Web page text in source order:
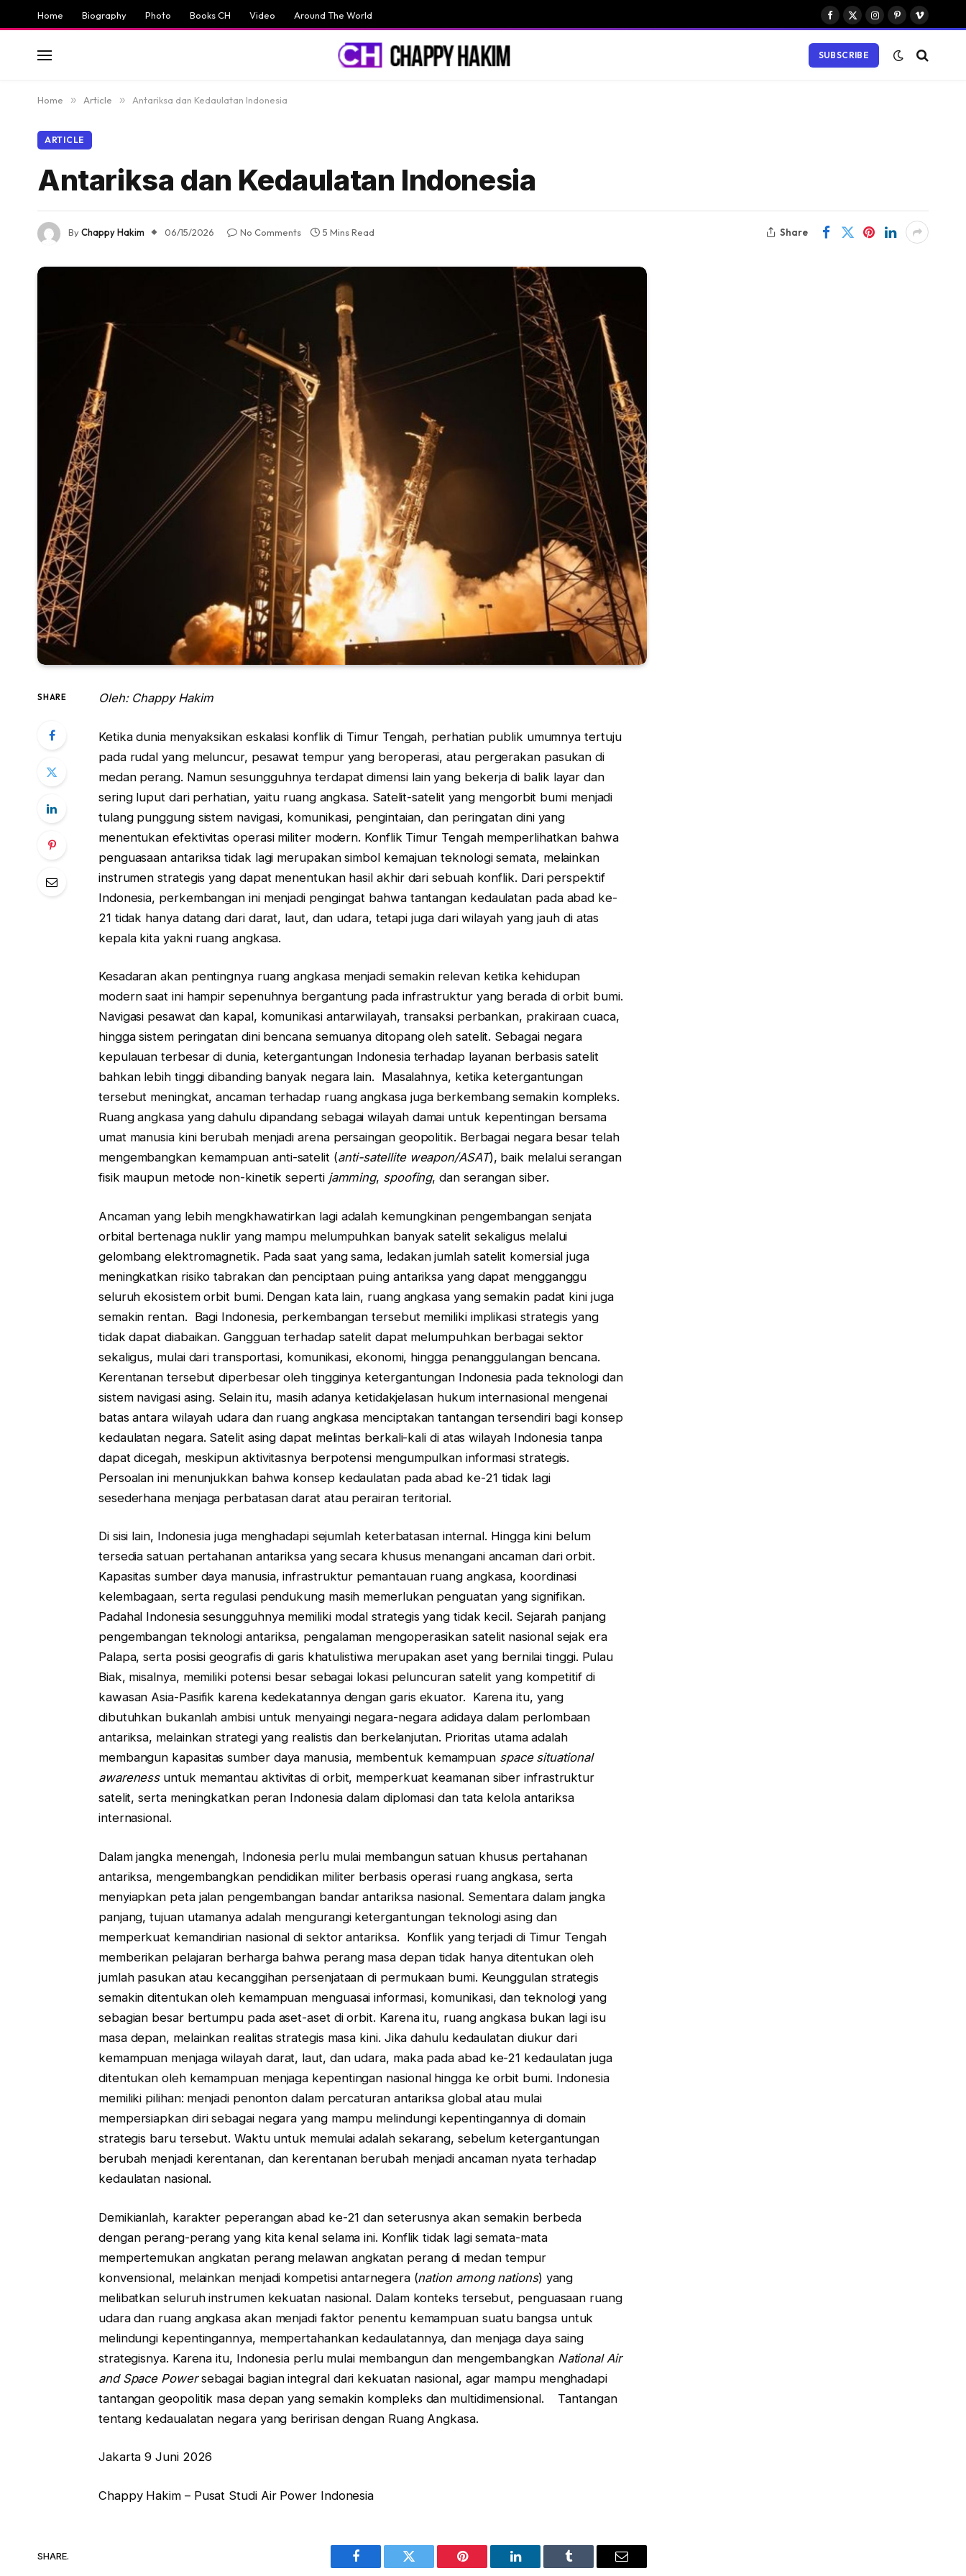
Home Biography Photo Books CH Video Around The World
Facebook
X
Instagram
PinterestVimeo
SUBSCRIBE
Home » Article » Antariksa dan Kedaulatan Indonesia
ARTICLE
Antariksa dan Kedaulatan Indonesia
ByChappy Hakim 06/15/2026 No Comments 5 Mins Read Share
SHARE Oleh: Chappy Hakim
Ketika dunia menyaksikan eskalasi konflik di Timur Tengah, perhatian publik umumnya tertuju
pada rudal yang meluncur, pesawat tempur yang beroperasi, atau pergerakan pasukan di
medan perang. Namun sesungguhnya terdapat dimensi lain yang bekerja di balik layar dan
sering luput dari perhatian, yaitu ruang angkasa. Satelit-satelit yang mengorbit bumi menjadi
tulang punggung sistem navigasi, komunikasi, pengintaian, dan peringatan dini yang
menentukan efektivitas operasi militer modern. Konflik Timur Tengah memperlihatkan bahwa
penguasaan antariksa tidak lagi merupakan simbol kemajuan teknologi semata, melainkan
instrumen strategis yang dapat menentukan hasil akhir dari sebuah konflik. Dari perspektif
Indonesia, perkembangan ini menjadi pengingat bahwa tantangan kedaulatan pada abad ke-
21 tidak hanya datang dari darat, laut, dan udara, tetapi juga dari wilayah yang jauh di atas
kepala kita yakni ruang angkasa.
Kesadaran akan pentingnya ruang angkasa menjadi semakin relevan ketika kehidupan
modern saat ini hampir sepenuhnya bergantung pada infrastruktur yang berada di orbit bumi.
Navigasi pesawat dan kapal, komunikasi antarwilayah, transaksi perbankan, prakiraan cuaca,
hingga sistem peringatan dini bencana semuanya ditopang oleh satelit. Sebagai negara
kepulauan terbesar di dunia, ketergantungan Indonesia terhadap layanan berbasis satelit
bahkan lebih tinggi dibanding banyak negara lain. Masalahnya, ketika ketergantungan
tersebut meningkat, ancaman terhadap ruang angkasa juga berkembang semakin kompleks.
Ruang angkasa yang dahulu dipandang sebagai wilayah damai untuk kepentingan bersama
umat manusia kini berubah menjadi arena persaingan geopolitik. Berbagai negara besar telah
mengembangkan kemampuan anti-satelit (anti-satellite weapon/ASAT), baik melalui serangan
fisik maupun metode non-kinetik seperti jamming, spoofing, dan serangan siber.
Ancaman yang lebih mengkhawatirkan lagi adalah kemungkinan pengembangan senjata
orbital bertenaga nuklir yang mampu melumpuhkan banyak satelit sekaligus melalui
gelombang elektromagnetik. Pada saat yang sama, ledakan jumlah satelit komersial juga
meningkatkan risiko tabrakan dan penciptaan puing antariksa yang dapat mengganggu
seluruh ekosistem orbit bumi. Dengan kata lain, ruang angkasa yang semakin padat kini juga
semakin rentan. Bagi Indonesia, perkembangan tersebut memiliki implikasi strategis yang
tidak dapat diabaikan. Gangguan terhadap satelit dapat melumpuhkan berbagai sektor
sekaligus, mulai dari transportasi, komunikasi, ekonomi, hingga penanggulangan bencana.
Kerentanan tersebut diperbesar oleh tingginya ketergantungan Indonesia pada teknologi dan
sistem navigasi asing. Selain itu, masih adanya ketidakjelasan hukum internasional mengenai
batas antara wilayah udara dan ruang angkasa menciptakan tantangan tersendiri bagi konsep
kedaulatan negara. Satelit asing dapat melintas berkali-kali di atas wilayah Indonesia tanpa
dapat dicegah, meskipun aktivitasnya berpotensi mengumpulkan informasi strategis.
Persoalan ini menunjukkan bahwa konsep kedaulatan pada abad ke-21 tidak lagi
sesederhana menjaga perbatasan darat atau perairan teritorial.
Di sisi lain, Indonesia juga menghadapi sejumlah keterbatasan internal. Hingga kini belum
tersedia satuan pertahanan antariksa yang secara khusus menangani ancaman dari orbit.
Kapasitas sumber daya manusia, infrastruktur pemantauan ruang angkasa, koordinasi
kelembagaan, serta regulasi pendukung masih memerlukan penguatan yang signifikan.
Padahal Indonesia sesungguhnya memiliki modal strategis yang tidak kecil. Sejarah panjang
pengembangan teknologi antariksa, pengalaman mengoperasikan satelit nasional sejak era
Palapa, serta posisi geografis di garis khatulistiwa merupakan aset yang bernilai tinggi. Pulau
Biak, misalnya, memiliki potensi besar sebagai lokasi peluncuran satelit yang kompetitif di
kawasan Asia-Pasifik karena kedekatannya dengan garis ekuator. Karena itu, yang
dibutuhkan bukanlah ambisi untuk menyaingi negara-negara adidaya dalam perlombaan
antariksa, melainkan strategi yang realistis dan berkelanjutan. Prioritas utama adalah
membangun kapasitas sumber daya manusia, membentuk kemampuan space situational
awarenessuntuk memantau aktivitas di orbit, memperkuat keamanan siber infrastruktur
satelit, serta meningkatkan peran Indonesia dalam diplomasi dan tata kelola antariksa
internasional.
Dalam jangka menengah, Indonesia perlu mulai membangun satuan khusus pertahanan
antariksa, mengembangkan pendidikan militer berbasis operasi ruang angkasa, serta
menyiapkan peta jalan pengembangan bandar antariksa nasional. Sementara dalam jangka
panjang, tujuan utamanya adalah mengurangi ketergantungan teknologi asing dan
memperkuat kemandirian nasional di sektor antariksa. Konflik yang terjadi di Timur Tengah
memberikan pelajaran berharga bahwa perang masa depan tidak hanya ditentukan oleh
jumlah pasukan atau kecanggihan persenjataan di permukaan bumi. Keunggulan strategis
semakin ditentukan oleh kemampuan menguasai informasi, komunikasi, dan teknologi yang
sebagian besar bertumpu pada aset-aset di orbit. Karena itu, ruang angkasa bukan lagi isu
masa depan, melainkan realitas strategis masa kini. Jika dahulu kedaulatan diukur dari
kemampuan menjaga wilayah darat, laut, dan udara, maka pada abad ke-21 kedaulatan juga
ditentukan oleh kemampuan menjaga kepentingan nasional hingga ke orbit bumi. Indonesia
memiliki pilihan: menjadi penonton dalam percaturan antariksa global atau mulai
mempersiapkan diri sebagai negara yang mampu melindungi kepentingannya di domain
strategis baru tersebut. Waktu untuk memulai adalah sekarang, sebelum ketergantungan
berubah menjadi kerentanan, dan kerentanan berubah menjadi ancaman nyata terhadap
kedaulatan nasional.
Demikianlah, karakter peperangan abad ke-21 dan seterusnya akan semakin berbeda
dengan perang-perang yang kita kenal selama ini. Konflik tidak lagi semata-mata
mempertemukan angkatan perang melawan angkatan perang di medan tempur
konvensional, melainkan menjadi kompetisi antarnegera (nation among nations) yang
melibatkan seluruh instrumen kekuatan nasional. Dalam konteks tersebut, penguasaan ruang
udara dan ruang angkasa akan menjadi faktor penentu kemampuan suatu bangsa untuk
melindungi kepentingannya, mempertahankan kedaulatannya, dan menjaga daya saing
strategisnya. Karena itu, Indonesia perlu mulai membangun dan mengembangkan National Air
and Space Powersebagai bagian integral dari kekuatan nasional, agar mampu menghadapi
tantangan geopolitik masa depan yang semakin kompleks dan multidimensional. Tantangan
tentang kedaualatan negara yang beririsan dengan Ruang Angkasa.
Jakarta 9 Juni 2026
Chappy Hakim – Pusat Studi Air Power Indonesia
SHARE.
Facebook Twitter Pinterest LinkedIn Tumblr Email